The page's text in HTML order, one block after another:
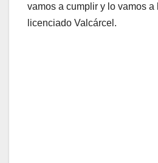
vamos a cumplir y lo vamos a
licenciado Valcárcel.